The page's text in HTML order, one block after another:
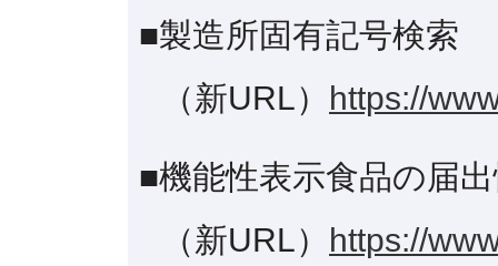
■製造所固有記号検索
（新URL） https://
■機能性表示食品の届
（新URL） https://